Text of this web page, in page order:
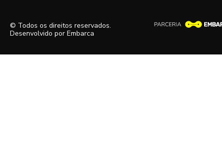
© Todos os direitos reservados.
Desenvolvido por Embarca